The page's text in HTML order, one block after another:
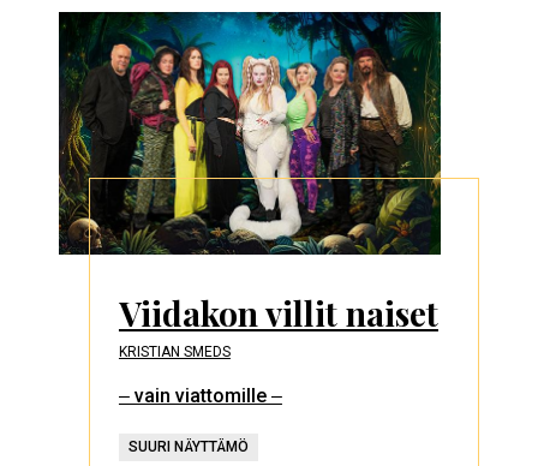
Viidakon villit naiset
KRISTIAN SMEDS
‒ vain viattomille ‒
SUURI NÄYTTÄMÖ